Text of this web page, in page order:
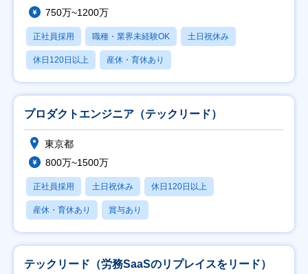
750万~1200万
正社員採用 職種・業界未経験OK 土日祝休み
休日120日以上 産休・育休あり
プロダクトエンジニア（テックリード）
東京都
800万~1500万
正社員採用 土日祝休み 休日120日以上
産休・育休あり 賞与あり
テックリード（労務SaaSのリプレイスをリード）